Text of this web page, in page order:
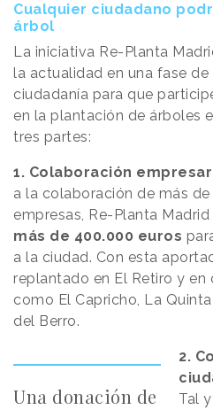
Cualquier ciudadano
árbol
La iniciativa Re-Planta
la actualidad en una fase
ciudadanía para que
en la plantación de árboles
tres partes:
1. Colaboración
a la colaboración de más
empresas, Re-Planta
más de 400.000 euros
a la ciudad. Con esta
replantado en El Retiro y
como El Capricho, La
del Berro.
Una donación de
2.
Tal